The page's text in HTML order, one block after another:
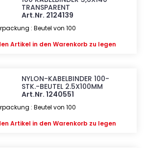
TRANSPARENT
Art.Nr. 2124139
: Beutel von 100
Artikel in den Warenkorb zu legen
NYLON-KABELBINDER 100-
STK.-BEUTEL 2.5X100MM
Art.Nr. 1240551
: Beutel von 100
Artikel in den Warenkorb zu legen